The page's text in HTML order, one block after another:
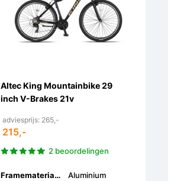
Altec King Mountainbike 29
inch V-Brakes 21v
adviesprijs: 265,-
215,-
2 beoordelingen
Framemateriaal:
Aluminium